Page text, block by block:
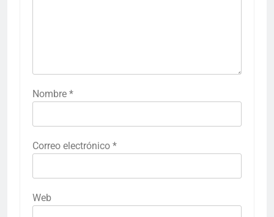
Nombre *
Correo electrónico *
Web